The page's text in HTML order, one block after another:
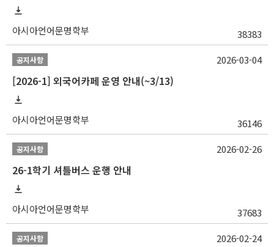
아시아언어문명학부 38383
공지사항
[2026-1] 외국어카페 운영 안내(~3/13)
아시아언어문명학부 36146
2026-03-04
공지사항
26-1학기 셔틀버스 운행 안내
아시아언어문명학부 37683
2026-02-26
공지사항 2026-02-24